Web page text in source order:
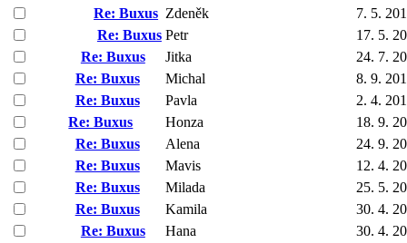
Re: Buxus Zdeněk
7. 5.
Re: Buxus Petr
17. 5.
Re: Buxus
Jitka
24. 7.
Re: Buxus
Michal
8. 9.
Re: Buxus
Pavla
2. 4.
Re: Buxus
Honza
18. 9.
Re: Buxus
Alena
24. 9.
Re: Buxus
Mavis
12. 4.
Re: Buxus
Milada
25. 5.
Re: Buxus
Kamila
30. 4.
Re: Buxus
Hana
30. 4.